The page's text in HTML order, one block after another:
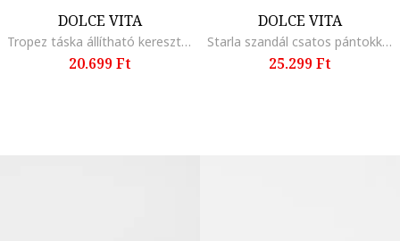
DOLCE VITA
Tropez táska állítható keresztpánttal, Barna/Bézs
20.699 Ft
DOLCE VITA
Starla szandál csatos pántokkal, Fekete
25.299 Ft